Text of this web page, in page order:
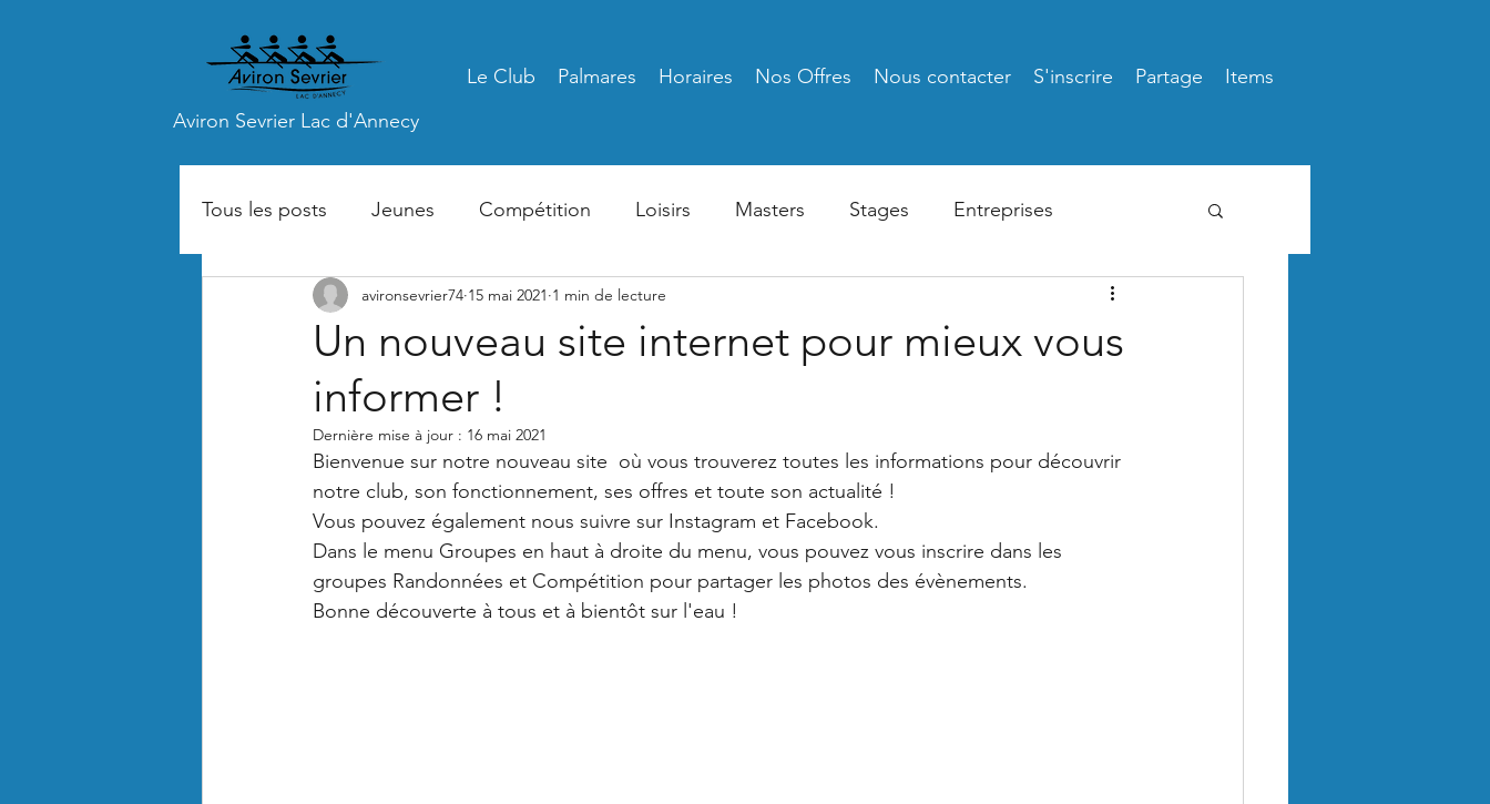
Le Club Palmares Horaires Nos Offres Nous contacter S'inscrire Partage
Items
Aviron Sevrier Lac d'Annecy
Tous les posts Jeunes Compétition Loisirs Masters Stages Entreprises
Un nouveau site internet pour mieux vous
informer !
avironsevrier74 15 mai 2021 1 min de lecture
Dernière mise à jour : 16 mai 2021
Bienvenue sur notre nouveau site  où vous trouverez toutes les informations pour découvrir
notre club, son fonctionnement, ses offres et toute son actualité !
Vous pouvez également nous suivre sur Instagram et Facebook.
Dans le menu Groupes en haut à droite du menu, vous pouvez vous inscrire dans les
groupes Randonnées et Compétition pour partager les photos des évènements.
Bonne découverte à tous et à bientôt sur l'eau !